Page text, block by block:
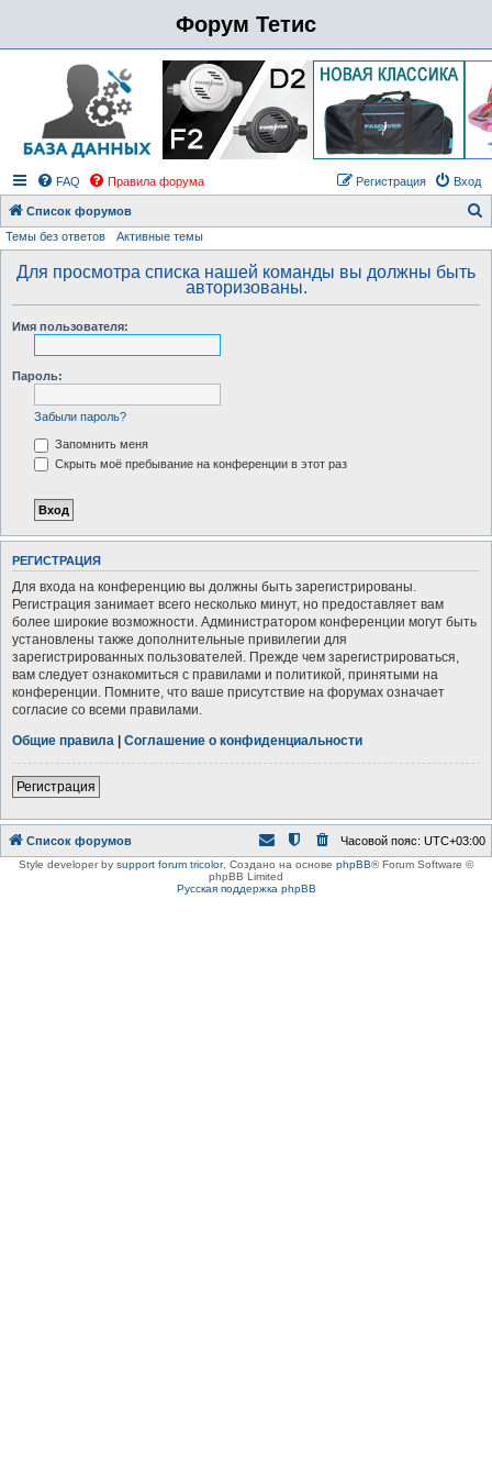
Форум Тетис
FAQ Правила форума Вход
Регистрация
Список форумов
Темы без ответов Активные темы
Для просмотра списка нашей команды вы должны быть
авторизованы.
Имя пользователя:
Пароль:
Забыли пароль?
Запомнить меня
Скрыть моё пребывание на конференции в этот раз
РЕГИСТРАЦИЯ
Для входа на конференцию вы должны быть зарегистрированы.
Регистрация занимает всего несколько минут, но предоставляет вам
более широкие возможности. Администратором конференции могут быть
установлены также дополнительные привилегии для
зарегистрированных пользователей. Прежде чем зарегистрироваться,
вам следует ознакомиться с правилами и политикой, принятыми на
конференции. Помните, что ваше присутствие на форумах означает
согласие со всеми правилами.
Общие правила | Соглашение о конфиденциальности
Регистрация
Список форумов Часовой пояс: UTC+03:00
Style developer by support forum tricolor, Создано на основе phpBB® Forum Software ©
phpBB Limited
Русская поддержка phpBB